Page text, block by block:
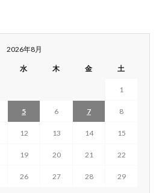
2026年8月
水 木 金 土
1
5 6 7 8
12 13 14 15
19 20 21 22
26 27 28 29